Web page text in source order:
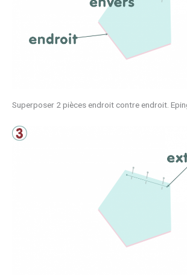
Superposer 2 pièces endroit contre endroit.